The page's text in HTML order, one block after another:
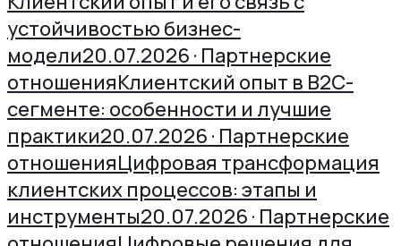
устойчивостью бизнес-
модели20.07.2026 · Партнерские
отношенияКлиентский опыт в B2C-
сегменте: особенности и лучшие
практики20.07.2026 · Партнерские
отношенияЦифровая трансформация
клиентских процессов: этапы и
инструменты20.07.2026 · Партнерские